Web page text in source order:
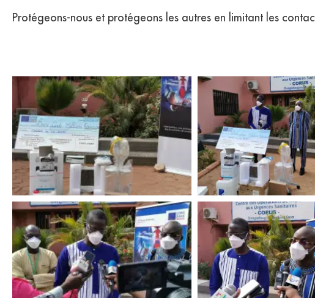
Protégeons-nous et protégeons les autres en limitant les